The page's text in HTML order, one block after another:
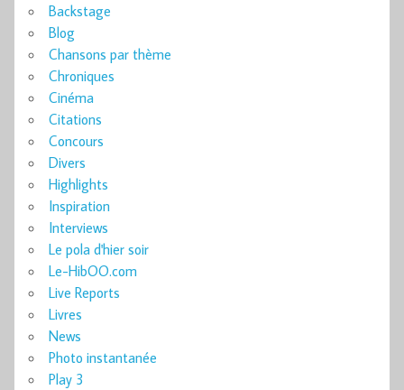
Backstage
Blog
Chansons par thème
Chroniques
Cinéma
Citations
Concours
Divers
Highlights
Inspiration
Interviews
Le pola d'hier soir
Le-HibOO.com
Live Reports
Livres
News
Photo instantanée
Play 3